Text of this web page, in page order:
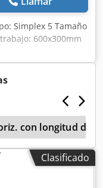
Simplex 5 Tamaño
600x300mm
con longitud de
Clasificado